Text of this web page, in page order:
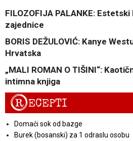
FILOZOFIJA PALANKE:
zajednice
BORIS DEŽULOVIĆ: Kanye
Hrvatska
„MALI ROMAN O TIŠINI“:
intimna knjiga
RECEPTI
Domaći sok od bazge
Burek (bosanski) za 1 odraslu osobu